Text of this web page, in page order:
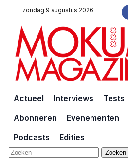
zondag 9 augustus 2026
Actueel Interviews
Tests
Abonneren
Evenementen
Podcasts
Edities
Zoeken